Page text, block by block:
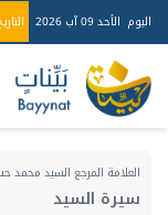
اليوم الأحد 09 آب 2026
العلامة المرجع السيد محمد
سيرة السيد